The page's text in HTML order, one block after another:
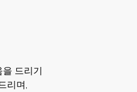
드리기
리며,